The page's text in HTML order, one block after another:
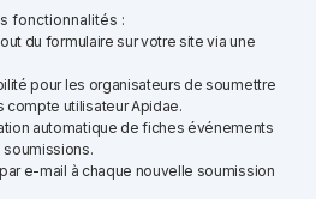
fonctionnalités :
du formulaire sur votre site via une
pour les organisateurs de soumettre
utilisateur Apidae.
automatique de fiches événements
soumissions.​
e-mail à chaque nouvelle soumission